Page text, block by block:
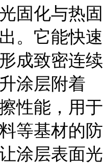
固化与热固
。它能快速
成致密连续
涂层附着
性能，用于
等基材的防
涂层表面光